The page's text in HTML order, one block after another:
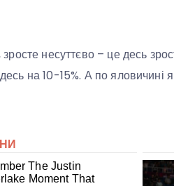
несуттєво – це десь
на 10-15%. А по яловичині